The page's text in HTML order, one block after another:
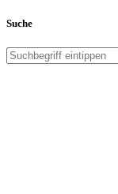
Suche